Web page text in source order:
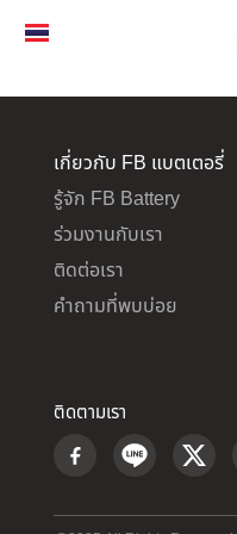
เกี่ยวกับ FB แบตเตอรี่
รู้จัก FB Battery
ร่วมงานกับเรา
ติดต่อเรา
คำถามที่พบบ่อย
ติดตามเรา